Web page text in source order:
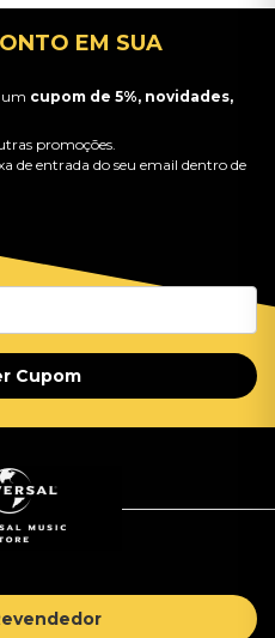
EM SUA
um cupom de 5%, novidades,
promoções.
de entrada do seu email dentro de
Cupom